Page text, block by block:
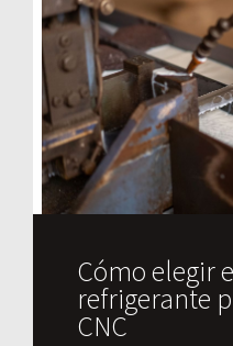
Cómo elegir
refrigerante
CNC